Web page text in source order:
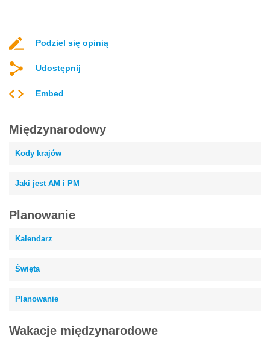
Podziel się opinią
Udostępnij
Embed
Międzynarodowy
Kody krajów
Jaki jest AM i PM
Planowanie
Kalendarz
Święta
Planowanie
Wakacje międzynarodowe